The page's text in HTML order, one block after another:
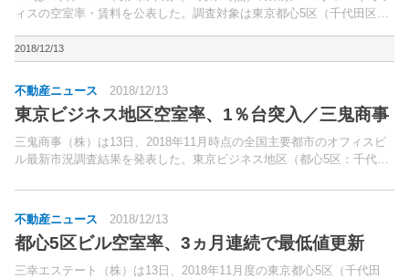
ィスの空室率・賃料を公表した。調査対象は東京都心5区（千代田区、
ル。
2018/12/13
不動産ニュース 2018/12/13
東京ビジネス地区空室率、1％台突入／三鬼商事
三鬼商事（株）は13日、2018年11月時点の全国主要都市のオフィスビ
ル最新市況調査結果を発表した。東京ビジネス地区（都心5区：千代
ント低下）と、4ヵ月連続で低下した。
不動産ニュース 2018/12/13
都心5区ビル空室率、3ヵ月連続で最低値更新
三幸エステート（株）は13日、2018年11月度の東京都心5区（千代田